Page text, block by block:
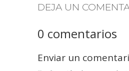
DEJA UN
0 comentarios
Enviar un